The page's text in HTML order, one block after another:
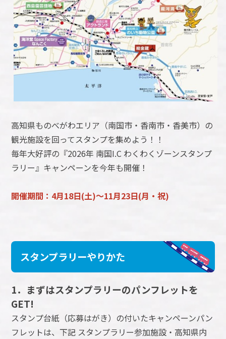
高知県ものべがわエリア（南国市・香南市・香美市）の
観光施設を回ってスタンプを集めよう！！
毎年大好評の『2026年 南国I.C わくわくゾーンスタンプ
ラリー』キャンペーンを今年も開催！
開催期間：4月18日(土)～11月23日(月・祝)
スタンプラリーやりかた
1．まずはスタンプラリーのパンフレットを
GET!
スタンプ台紙（応募はがき）の付いたキャンペーンパン
フレットは、下記 スタンプラリー参加施設・高知県内